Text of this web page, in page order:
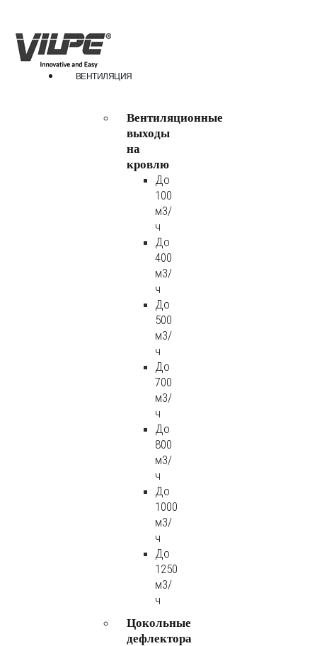
ВЕНТИЛЯЦИЯ
Вентиляционные
выходы
на
кровлю
До
100
м3/
ч
До
400
м3/
ч
До
500
м3/
ч
До
700
м3/
ч
До
800
м3/
ч
До
1000
м3/
ч
До
1250
м3/
ч
Цокольные
дефлектора